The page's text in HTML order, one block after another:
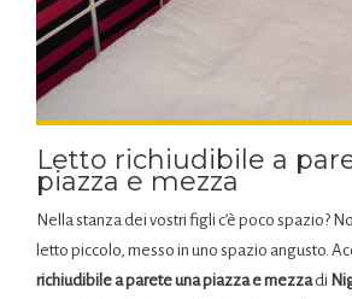
Letto richiudibile a
piazza e mezza
Nella stanza dei vostri figli c’è poco spazio?
letto piccolo, messo in uno spazio angusto.
richiudibile a parete una piazza e mezzadi